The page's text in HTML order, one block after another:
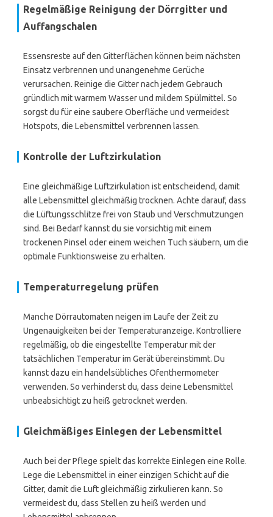
Regelmäßige Reinigung der Dörrgitter und
Auffangschalen
Essensreste auf den Gitterflächen können beim nächsten
Einsatz verbrennen und unangenehme Gerüche
verursachen. Reinige die Gitter nach jedem Gebrauch
gründlich mit warmem Wasser und mildem Spülmittel. So
sorgst du für eine saubere Oberfläche und vermeidest
Hotspots, die Lebensmittel verbrennen lassen.
Kontrolle der Luftzirkulation
Eine gleichmäßige Luftzirkulation ist entscheidend, damit
alle Lebensmittel gleichmäßig trocknen. Achte darauf, dass
die Lüftungsschlitze frei von Staub und Verschmutzungen
sind. Bei Bedarf kannst du sie vorsichtig mit einem
trockenen Pinsel oder einem weichen Tuch säubern, um die
optimale Funktionsweise zu erhalten.
Temperaturregelung prüfen
Manche Dörrautomaten neigen im Laufe der Zeit zu
Ungenauigkeiten bei der Temperaturanzeige. Kontrolliere
regelmäßig, ob die eingestellte Temperatur mit der
tatsächlichen Temperatur im Gerät übereinstimmt. Du
kannst dazu ein handelsübliches Ofenthermometer
verwenden. So verhinderst du, dass deine Lebensmittel
unbeabsichtigt zu heiß getrocknet werden.
Gleichmäßiges Einlegen der Lebensmittel
Auch bei der Pflege spielt das korrekte Einlegen eine Rolle.
Lege die Lebensmittel in einer einzigen Schicht auf die
Gitter, damit die Luft gleichmäßig zirkulieren kann. So
vermeidest du, dass Stellen zu heiß werden und